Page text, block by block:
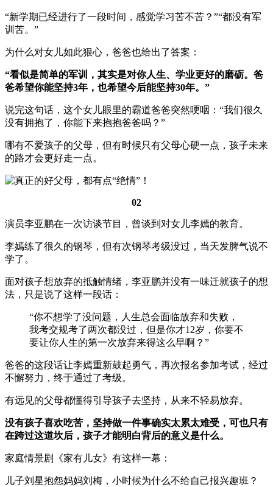
“新学期已经进行了一段时间，感觉学习苦不苦？”“都没有军
训苦。”
为什么对女儿如此狠心，爸爸也给出了答案：
“看似是简单的军训，其实是对你人生、学业更好的磨砺。爸
爸希望你能坚持3年，也希望今后能坚持30年。”
说完这句话，这个女儿眼里的霸道爸爸突然哽咽：“我们很久
没有拥抱了，你能下来抱抱爸爸吗？”
哪有不爱孩子的父母，但有时候只有父母心硬一点，孩子未来
的路才会更好走一点。
02
演员李亚鹏在一次访谈节目，曾谈到对女儿李嫣的教育。
李嫣练了很久的钢琴，但有次钢琴考级没过，当天发脾气说不
学了。
面对孩子想放弃的抵触情绪，李亚鹏并没有一味迁就孩子的想
法，只是说了这样一段话：
“你不想学了没问题，人生总会面临放弃和失败，
我考交规考了两次都没过，但是你才12岁，你要不
要让你人生的第一次放弃来得这么早啊？”
爸爸的这段话让李嫣重新鼓起勇气，再次报名参加考试，经过
不懈努力，终于通过了考级。
有远见的父母都懂得引导孩子去坚持，从来不轻易放弃。
没有孩子喜欢吃苦，坚持做一件事确实太累太难受，可也只有
在跨过这道坎后，孩子才能明白背后的意义是什么。
家庭情景剧《家有儿女》有这样一幕：
儿子刘星抱怨妈妈刘梅，小时候为什么不给自己报兴趣班？